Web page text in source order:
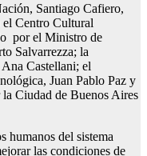
Santiago Cafiero,
el Centro Cultural
por el Ministro de
Salvarrezza; la
Castellani; el
Juan Pablo Paz y
Ciudad de Buenos Aires
humanos del sistema
las condiciones de